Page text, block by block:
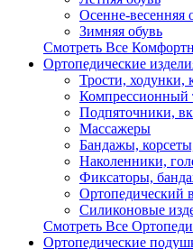
Осенне-весенняя
Зимняя обувь
Смотреть Все
Ортопедические
Трости, ходунки,
Компрессионный
Подпяточники,
Массажеры
Бандажы,
Наколенники,
Фиксаторы,
Ортопедический
Силиконовые
Смотреть Все
Ортопедические